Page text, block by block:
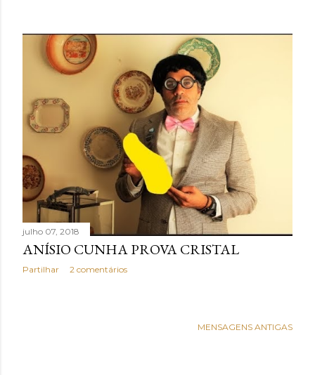
julho 07, 2018
ANÍSIO CUNHA PROVA CRISTAL
Partilhar 2 comentários
MENSAGENS ANTIGAS